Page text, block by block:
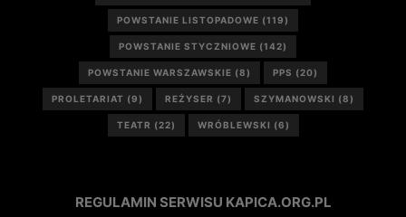
POWSTANIE LISTOPADOWE (119)
POWSTANIE STYCZNIOWE (142)
POWSTANIE WARSZAWSKIE (8) PPS (20)
PROLETARIAT (9) REŻYSER (7) SZYMANOWSKI (8)
TEATR (22) WRÓBLEWSKI (6)
REGULAMIN SERWISU KAPICA.ORG.PL